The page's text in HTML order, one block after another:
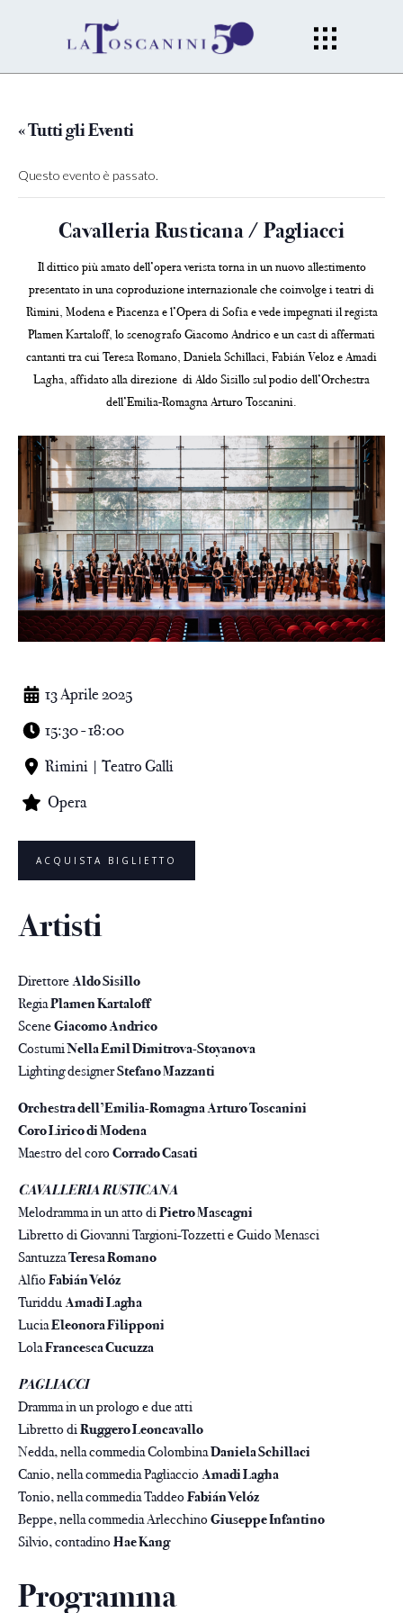
« Tutti gli Eventi
Questo evento è passato.
Cavalleria Rusticana / Pagliacci
Il dittico più amato dell’opera verista torna in un nuovo allestimento
presentato in una coproduzione internazionale che coinvolge i teatri di
Rimini, Modena e Piacenza e l’Opera di Sofia e vede impegnati il regista
Plamen Kartaloff, lo scenografo Giacomo Andrico e un cast di affermati
cantanti tra cui Teresa Romano, Daniela Schillaci, Fabián Veloz e Amadi
Lagha, affidato alla direzione di Aldo Sisillo sul podio dell’Orchestra
dell’Emilia-Romagna Arturo Toscanini.
13 Aprile 2025
15:30 - 18:00
Rimini | Teatro Galli
Opera
ACQUISTA BIGLIETTO
Artisti
DirettoreAldo Sisillo
RegiaPlamen Kartaloff
SceneGiacomo Andrico
CostumiNella Emil Dimitrova-Stoyanova
Lighting designerStefano Mazzanti
Orchestra dell’Emilia-Romagna Arturo Toscanini
Coro Lirico di Modena
Maestro del coroCorrado Casati
CAVALLERIA RUSTICANA
Melodramma in un atto diPietro Mascagni
Libretto di Giovanni Targioni-Tozzetti e Guido Menasci
SantuzzaTeresa Romano
AlfioFabián Velóz
TuridduAmadi Lagha
LuciaEleonora Filipponi
LolaFrancesca Cucuzza
PAGLIACCI
Dramma in un prologo e due atti
Libretto diRuggero Leoncavallo
Nedda, nella commedia ColombinaDaniela Schillaci
Canio, nella commedia PagliaccioAmadi Lagha
Tonio, nella commedia TaddeoFabián Velóz
Beppe, nella commedia ArlecchinoGiuseppe Infantino
Silvio, contadinoHae Kang
Programma